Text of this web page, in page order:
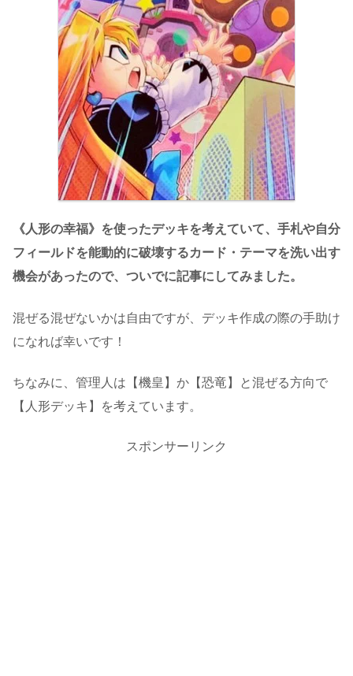
《人形の幸福》を使ったデッキを考えていて、手札や自分
フィールドを能動的に破壊するカード・テーマを洗い出す
機会があったので、ついでに記事にしてみました。
混ぜる混ぜないかは自由ですが、デッキ作成の際の手助け
になれば幸いです！
ちなみに、管理人は【機皇】か【恐竜】と混ぜる方向で
【人形デッキ】を考えています。
スポンサーリンク